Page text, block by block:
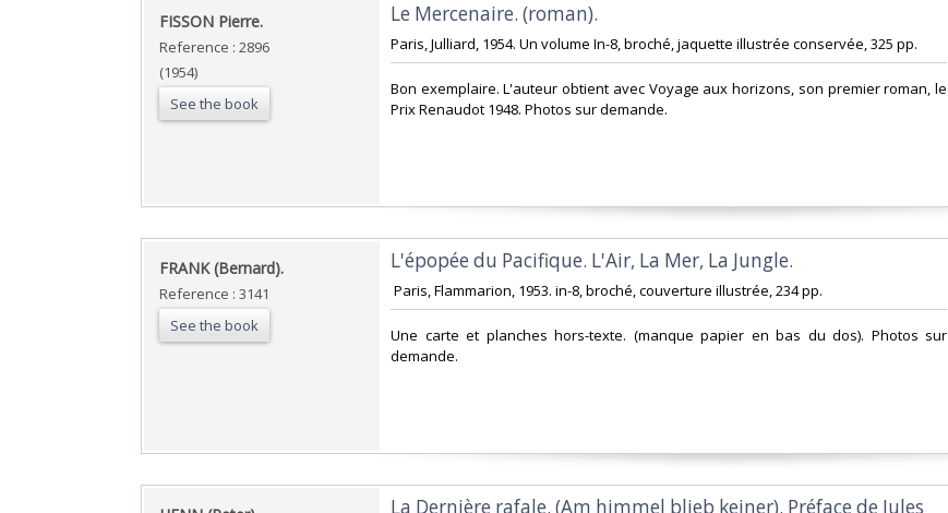
‎FISSON Pierre.‎
Reference : 2896
(1954)
See the book
‎Le Mercenaire. (roman).‎
‎Paris, Julliard, 1954. Un volume In-8, broché, jaquette illustrée conservée, 325 pp. ‎
‎Bon exemplaire. L'auteur obtient avec Voyage aux horizons, son premier roman, le
Prix Renaudot 1948. Photos sur demande.‎
‎FRANK (Bernard).‎
Reference : 3141
See the book
‎L'épopée du Pacifique. L'Air, La Mer, La Jungle.‎
‎ Paris, Flammarion, 1953. in-8, broché, couverture illustrée, 234 pp. ‎
‎Une carte et planches hors-texte. (manque papier en bas du dos). Photos sur
demande.‎
‎La Dernière rafale. (Am himmel blieb keiner). Préface de Jules